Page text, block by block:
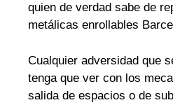
quien de verdad sabe de
metálicas enrollables
Cualquier adversidad que
tenga que ver con los
salida de espacios o de